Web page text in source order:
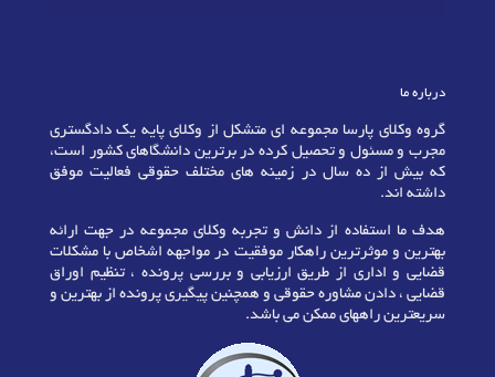
درباره ما
گروه وکلای پارسا مجموعه ای متشکل از وکلای پایه یک دادگستری
مجرب و مسئول و تحصیل کرده در برترین دانشگاهای کشور است،
که بیش از ده سال در زمینه های مختلف حقوقی فعالیت موفق
داشته اند.
هدف ما استفاده از دانش و تجربه وکلای مجموعه در جهت ارائه
بهترین و موثرترین راهکار موفقیت در مواجهه اشخاص با مشکلات
قضایی و اداری از طریق ارزیابی و بررسی پرونده ، تنظیم اوراق
قضایی ، دادن مشاوره حقوقی و همچنین پیگیری پرونده از بهترین و
سریعترین راههای ممکن می باشد.